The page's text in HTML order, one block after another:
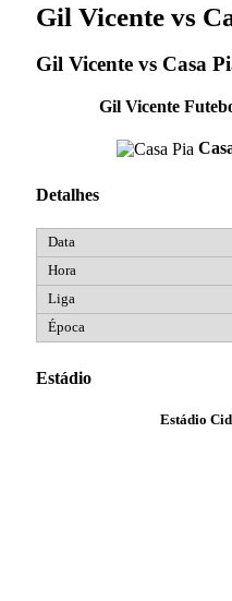
Gil Vicente vs
Gil Vicente vs Casa
Gil Vicente
Detalhes
Estádio
Estádio